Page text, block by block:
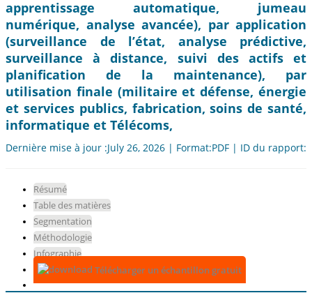
apprentissage automatique, jumeau
numérique, analyse avancée), par application
(surveillance de l’état, analyse prédictive,
surveillance à distance, suivi des actifs et
planification de la maintenance), par
utilisation finale (militaire et défense, énergie
et services publics, fabrication, soins de santé,
informatique et Télécoms,
Dernière mise à jour :July 26, 2026 | Format:PDF | ID du rapport:
Résumé
Table des matières
Segmentation
Méthodologie
Infographie
Télécharger un échantillon gratuit